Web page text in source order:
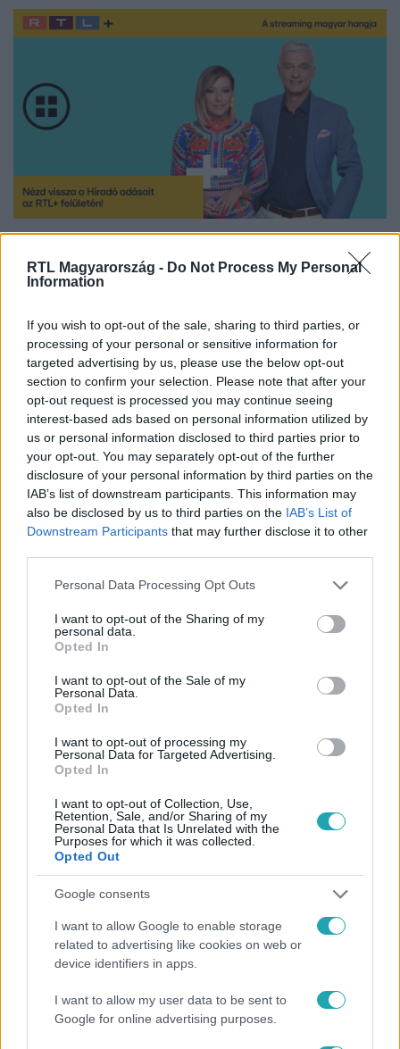
RTL Magyarország - Do Not Process My Personal
Information
If you wish to opt-out of the sale, sharing to third parties, or
processing of your personal or sensitive information for
targeted advertising by us, please use the below opt-out
section to confirm your selection. Please note that after your
opt-out request is processed you may continue seeing
interest-based ads based on personal information utilized by
us or personal information disclosed to third parties prior to
your opt-out. You may separately opt-out of the further
disclosure of your personal information by third parties on the
IAB’s list of downstream participants. This information may
also be disclosed by us to third parties on the IAB’s List of
Downstream Participants that may further disclose it to other
Please note that this website/app uses one or more Google
not limited to your visit or usage behaviour. You may click to
grant or deny consent to Google and its third-party tags to
use your data for below specified purposes in below Google
consent section.
Personal Data Processing Opt Outs
I want to opt-out of the Sharing of my
personal data.
Opted In
I want to opt-out of the Sale of my
Personal Data.
Opted In
I want to opt-out of processing my
Personal Data for Targeted Advertising.
Opted In
I want to opt-out of Collection, Use,
Retention, Sale, and/or Sharing of my
Personal Data that Is Unrelated with the
Purposes for which it was collected.
Opted Out
Google consents
I want to allow Google to enable storage
related to advertising like cookies on web or
device identifiers in apps.
I want to allow my user data to be sent to
Google for online advertising purposes.
Itt állítsd be, hogy az RTL.hu az elsők között
legyen a Google-találatokban!
Facebookon is!
ADÁSRÉSZLETEK
BLOKÁD